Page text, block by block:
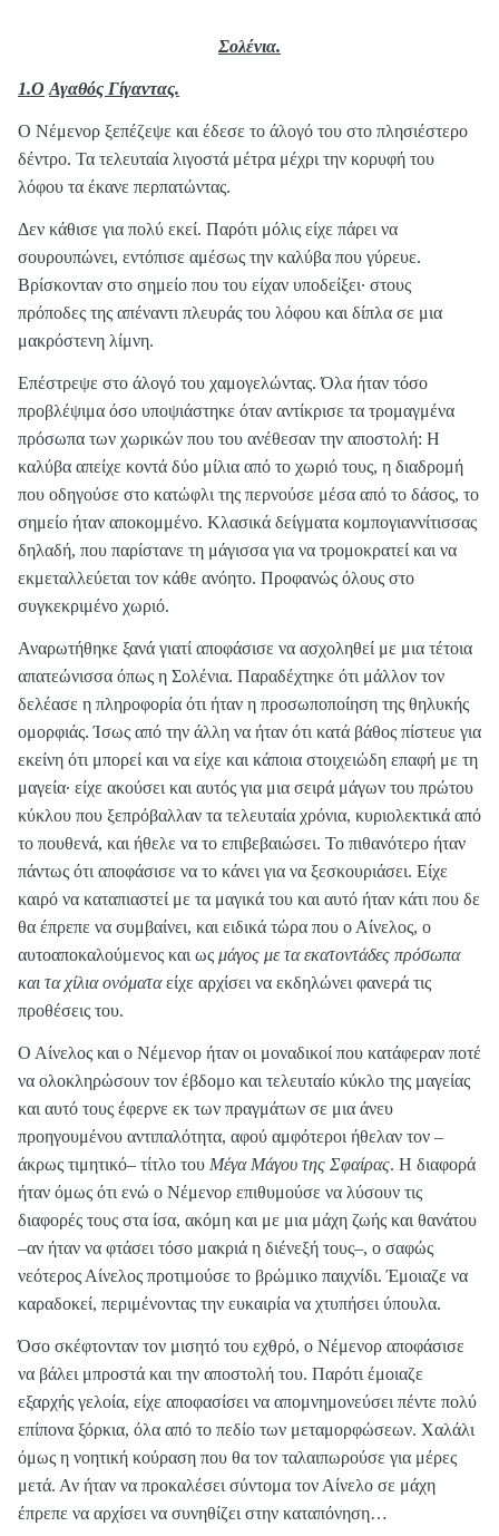
Σολένια.
1.O Αγαθός Γίγαντας.
Ο Νέμενορ ξεπέζεψε και έδεσε το άλογό του στο πλησιέστερο
δέντρο. Τα τελευταία λιγοστά μέτρα μέχρι την κορυφή του
λόφου τα έκανε περπατώντας.
Δεν κάθισε για πολύ εκεί. Παρότι μόλις είχε πάρει να
σουρουπώνει, εντόπισε αμέσως την καλύβα που γύρευε.
Βρίσκονταν στο σημείο που του είχαν υποδείξει· στους
πρόποδες της απέναντι πλευράς του λόφου και δίπλα σε μια
μακρόστενη λίμνη.
Επέστρεψε στο άλογό του χαμογελώντας. Όλα ήταν τόσο
προβλέψιμα όσο υποψιάστηκε όταν αντίκρισε τα τρομαγμένα
πρόσωπα των χωρικών που του ανέθεσαν την αποστολή: Η
καλύβα απείχε κοντά δύο μίλια από το χωριό τους, η διαδρομή
που οδηγούσε στο κατώφλι της περνούσε μέσα από το δάσος, το
σημείο ήταν αποκομμένο. Κλασικά δείγματα κομπογιαννίτισσας
δηλαδή, που παρίστανε τη μάγισσα για να τρομοκρατεί και να
εκμεταλλεύεται τον κάθε ανόητο. Προφανώς όλους στο
συγκεκριμένο χωριό.
Αναρωτήθηκε ξανά γιατί αποφάσισε να ασχοληθεί με μια τέτοια
απατεώνισσα όπως η Σολένια. Παραδέχτηκε ότι μάλλον τον
δελέασε η πληροφορία ότι ήταν η προσωποποίηση της θηλυκής
ομορφιάς. Ίσως από την άλλη να ήταν ότι κατά βάθος πίστευε για
εκείνη ότι μπορεί και να είχε και κάποια στοιχειώδη επαφή με τη
μαγεία· είχε ακούσει και αυτός για μια σειρά μάγων του πρώτου
κύκλου που ξεπρόβαλλαν τα τελευταία χρόνια, κυριολεκτικά από
το πουθενά, και ήθελε να το επιβεβαιώσει. Το πιθανότερο ήταν
πάντως ότι αποφάσισε να το κάνει για να ξεσκουριάσει. Είχε
καιρό να καταπιαστεί με τα μαγικά του και αυτό ήταν κάτι που δε
θα έπρεπε να συμβαίνει, και ειδικά τώρα που ο Αίνελος, ο
αυτοαποκαλούμενος και ως μάγος με τα εκατοντάδες πρόσωπα
και τα χίλια ονόματαείχε αρχίσει να εκδηλώνει φανερά τις
προθέσεις του.
Ο Αίνελος και ο Νέμενορ ήταν οι μοναδικοί που κατάφεραν ποτέ
να ολοκληρώσουν τον έβδομο και τελευταίο κύκλο της μαγείας
και αυτό τους έφερνε εκ των πραγμάτων σε μια άνευ
προηγουμένου αντιπαλότητα, αφού αμφότεροι ήθελαν τον –
άκρως τιμητικό– τίτλο του Μέγα Μάγου της Σφαίρας. Η διαφορά
ήταν όμως ότι ενώ ο Νέμενορ επιθυμούσε να λύσουν τις
διαφορές τους στα ίσα, ακόμη και με μια μάχη ζωής και θανάτου
–αν ήταν να φτάσει τόσο μακριά η διένεξή τους–, ο σαφώς
νεότερος Αίνελος προτιμούσε το βρώμικο παιχνίδι. Έμοιαζε να
καραδοκεί, περιμένοντας την ευκαιρία να χτυπήσει ύπουλα.
Όσο σκέφτονταν τον μισητό του εχθρό, ο Νέμενορ αποφάσισε
να βάλει μπροστά και την αποστολή του. Παρότι έμοιαζε
εξαρχής γελοία, είχε αποφασίσει να απομνημονεύσει πέντε πολύ
επίπονα ξόρκια, όλα από το πεδίο των μεταμορφώσεων. Χαλάλι
όμως η νοητική κούραση που θα τον ταλαιπωρούσε για μέρες
μετά. Αν ήταν να προκαλέσει σύντομα τον Αίνελο σε μάχη
έπρεπε να αρχίσει να συνηθίζει στην καταπόνηση…